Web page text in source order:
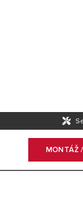
MONTÁŽ